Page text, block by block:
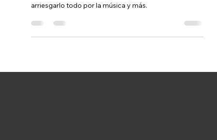
arriesgarlo todo por la música y más.